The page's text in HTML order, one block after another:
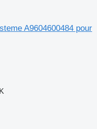
A9604600484 pour